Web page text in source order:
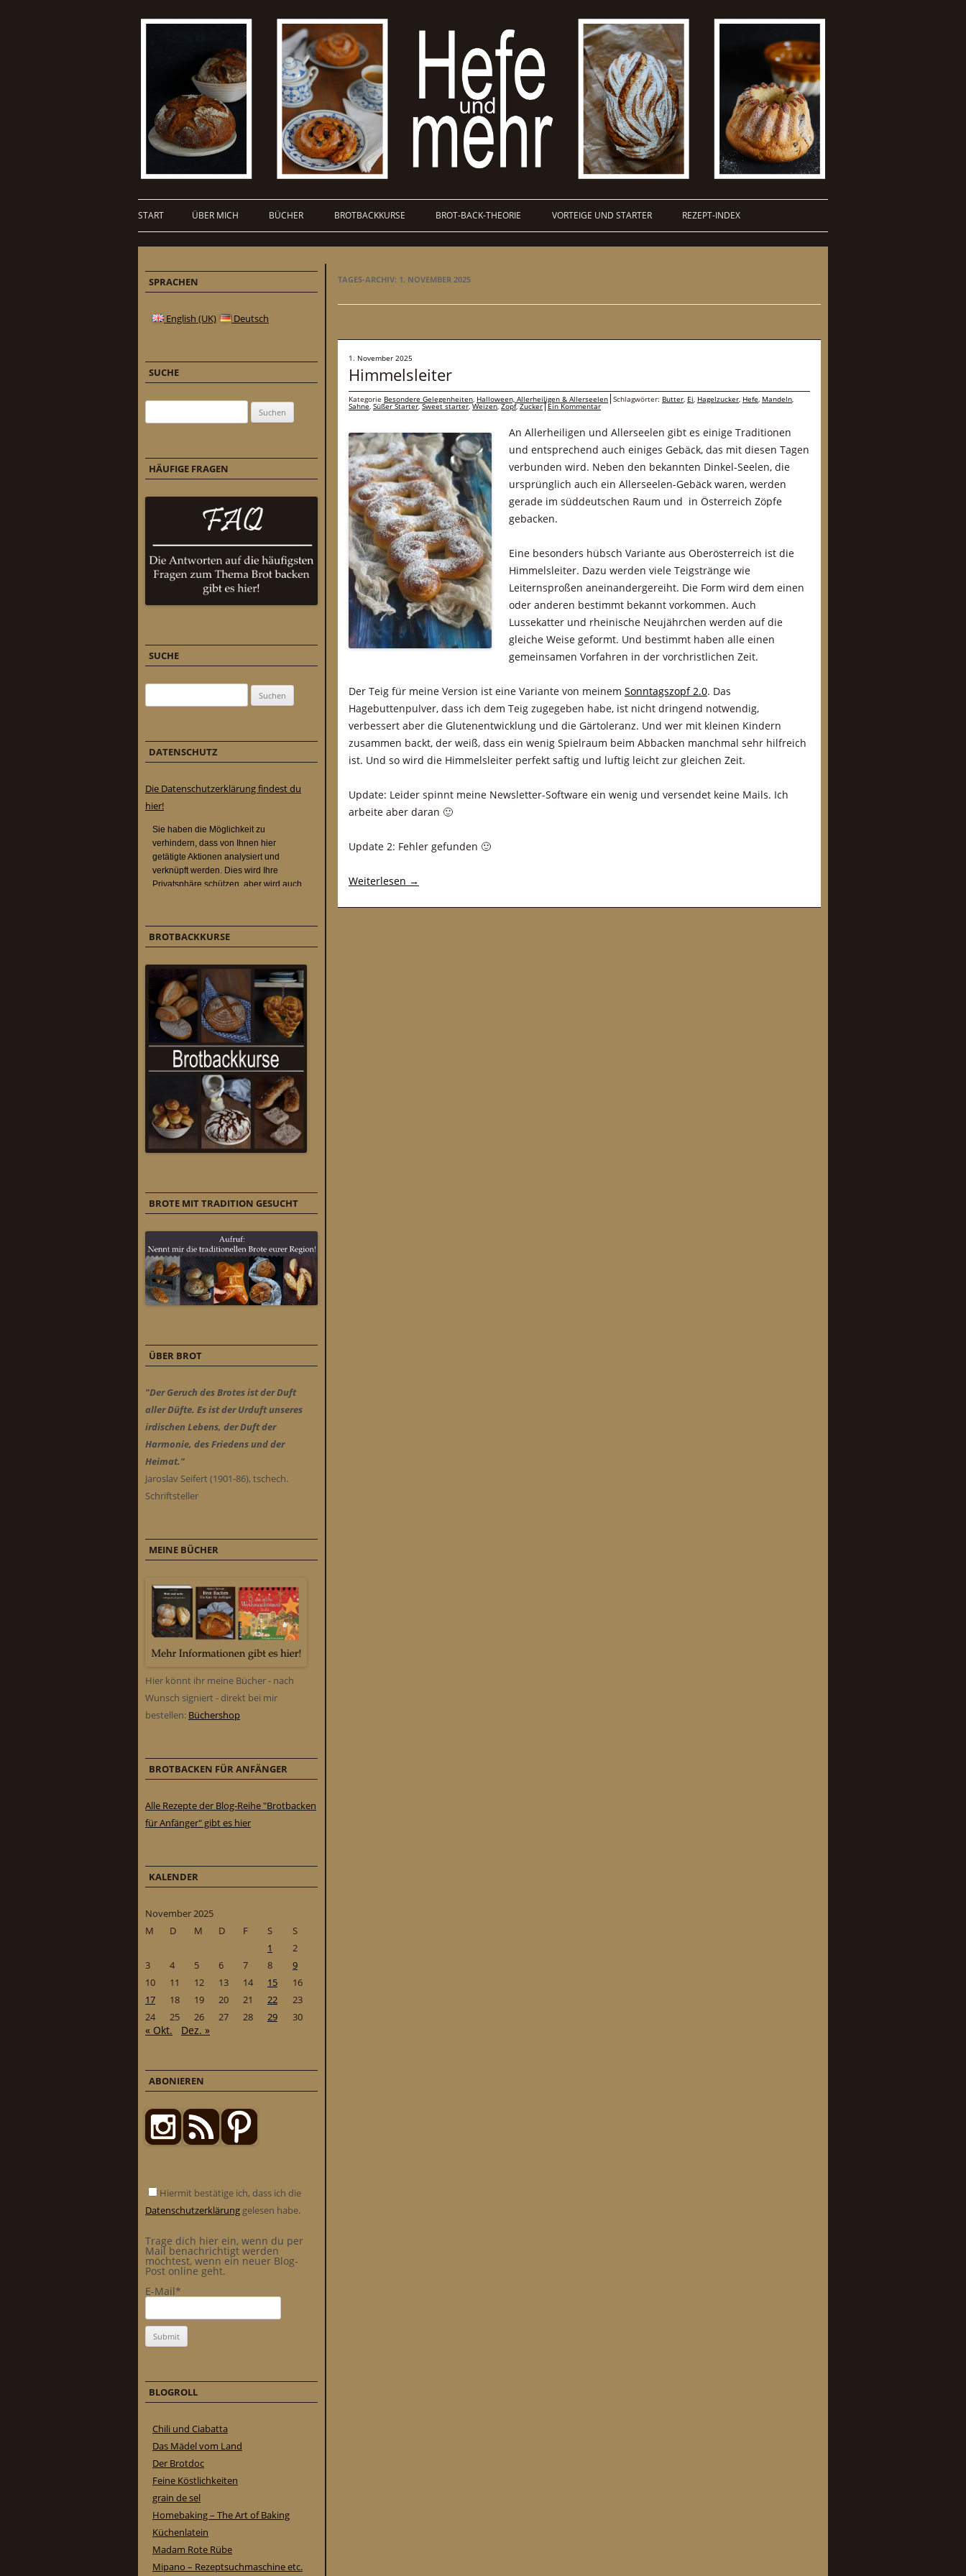
START ÜBER MICH BÜCHER BROTBACKKURSE BROT-BACK-THEORIE VORTEIGE UND STARTER REZEPT-INDEX
TAGES-ARCHIV: 1. NOVEMBER 2025
1. November 2025
Himmelsleiter
Kategorie Besondere Gelegenheiten, Halloween, Allerheiligen & Allerseelen Schlagwörter: Butter, Ei, Hagelzucker, Hefe, Mandeln,
Sahne, Süßer Starter,Sweet starter,Weizen,Zopf,Zucker Ein Kommentar
An Allerheiligen und Allerseelen gibt es einige Traditionen
und entsprechend auch einiges Gebäck, das mit diesen Tagen
verbunden wird. Neben den bekannten Dinkel-Seelen, die
ursprünglich auch ein Allerseelen-Gebäck waren, werden
gerade im süddeutschen Raum und in Österreich Zöpfe
gebacken.
Eine besonders hübsch Variante aus Oberösterreich ist die
Himmelsleiter. Dazu werden viele Teigstränge wie
Leiternsproßen aneinandergereiht. Die Form wird dem einen
oder anderen bestimmt bekannt vorkommen. Auch
Lussekatter und rheinische Neujährchen werden auf die
gleiche Weise geformt. Und bestimmt haben alle einen
gemeinsamen Vorfahren in der vorchristlichen Zeit.
Der Teig für meine Version ist eine Variante von meinem Sonntagszopf 2.0. Das
Hagebuttenpulver, dass ich dem Teig zugegeben habe, ist nicht dringend notwendig,
verbessert aber die Glutenentwicklung und die Gärtoleranz. Und wer mit kleinen Kindern
zusammen backt, der weiß, dass ein wenig Spielraum beim Abbacken manchmal sehr hilfreich
ist. Und so wird die Himmelsleiter perfekt saftig und luftig leicht zur gleichen Zeit.
Update: Leider spinnt meine Newsletter-Software ein wenig und versendet keine Mails. Ich
arbeite aber daran 🙂
Update 2: Fehler gefunden 🙂
Weiterlesen →
SPRACHEN
English (UK) Deutsch
SUCHE
HÄUFIGE FRAGEN
SUCHE
DATENSCHUTZ
Die Datenschutzerklärung findest du
hier!
BROTBACKKURSE
BROTE MIT TRADITION GESUCHT
ÜBER BROT
"Der Geruch des Brotes ist der Duft
aller Düfte. Es ist der Urduft unseres
irdischen Lebens, der Duft der
Harmonie, des Friedens und der
Heimat."
Jaroslav Seifert (1901-86), tschech.
Schriftsteller
MEINE BÜCHER
Hier könnt ihr meine Bücher - nach
Wunsch signiert - direkt bei mir
bestellen: Büchershop
BROTBACKEN FÜR ANFÄNGER
Alle Rezepte der Blog-Reihe "Brotbacken
für Anfänger" gibt es hier
KALENDER
November 2025
M
D M D F S
S
1
2
3
4 5 6 7 8
9
10
11 12 13 14 15
16
17
18 19 20 21 22
23
24
25 26 27 28 29 30
« Okt. Dez. »
ABONIEREN
Hiermit bestätige ich, dass ich die
Datenschutzerklärung gelesen habe.
Trage dich hier ein, wenn du per
Mail benachrichtigt werden
möchtest, wenn ein neuer Blog-
Post online geht.
E-Mail*
BLOGROLL
Chili und Ciabatta
Das Mädel vom Land
Der Brotdoc
Feine Köstlichkeiten
grain de sel
Homebaking – The Art of Baking
Küchenlatein
Madam Rote Rübe
Mipano – Rezeptsuchmaschine etc.